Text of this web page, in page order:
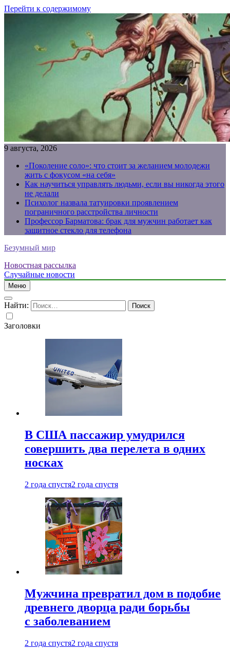
Перейти к содержимому
9 августа, 2026
«Поколение соло»: что стоит за желанием молодежи
жить с фокусом «на себя»
Как научиться управлять людьми, если вы никогда этого
не делали
Психолог назвала татуировки проявлением
пограничного расстройства личности
Профессор Барматова: брак для мужчин работает как
защитное стекло для телефона
Безумный мир
Новостная рассылка
Случайные новости
Меню
Найти:
Заголовки
В США пассажир умудрился
совершить два перелета в одних
носках
2 года спустя2 года спустя
Мужчина превратил дом в подобие
древнего дворца ради борьбы
с заболеванием
2 года спустя2 года спустя